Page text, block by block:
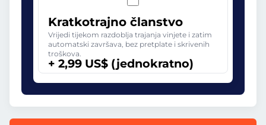
Kratkotrajno članstvo
Vrijedi tijekom razdoblja trajanja vinjete i zatim
automatski završava, bez pretplate i skrivenih
troškova.
+ 2,99 US$ (jednokratno)